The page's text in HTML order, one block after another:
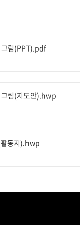
그림(PPT).pdf
림(지도안).hwp
활동지).hwp